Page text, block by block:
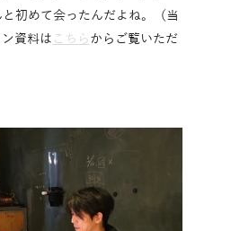
初めて会ったんだよね。（当
資料は こちら からご覧いただ